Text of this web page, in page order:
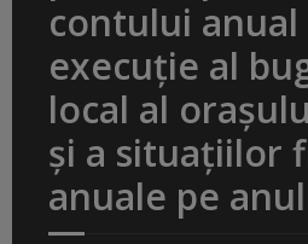
contului anual
execuție al
local al
și a situațiilor
anuale pe